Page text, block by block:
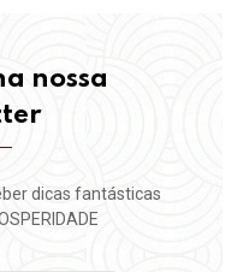
nossa
dicas fantásticas